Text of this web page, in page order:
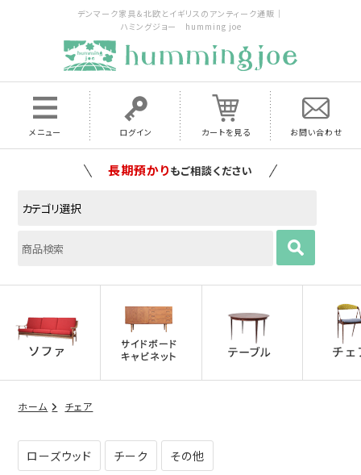
デンマーク家具＆北欧とイギリスのアンティーク通販｜
ハミングジョー humming joe
メニュー ログイン カートを見る お問い合わせ
家具の配送料は全国当店で負担いたします
ホーム チェア
ローズウッド チーク その他